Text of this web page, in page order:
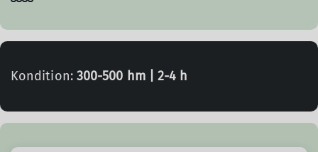
Kondition: 300-500 hm | 2-4 h